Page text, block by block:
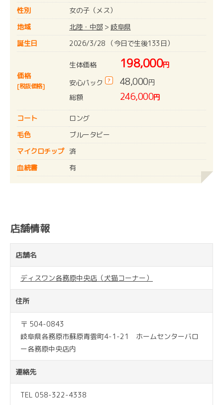
性別
女の子（メス）
地域
北陸・中部> 岐阜県
誕生日
2026/3/28 （今日で生後133日）
価格
[税抜価格]
生体価格 198,000円
安心パック
? 48,000円
総額
246,000円
コート
ロング
毛色
ブルータビー
マイクロチップ 済
血統書
有
店舗情報
店舗名
ディスワン各務原中央店（犬猫コーナー）
住所
〒 504-0843
岐阜県各務原市蘇原青雲町4-1-21 ホームセンターバロ
ー各務原中央店内
連絡先
TEL 058-322-4338